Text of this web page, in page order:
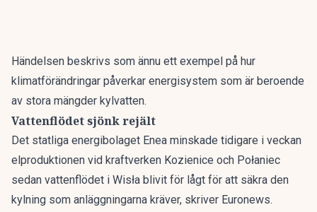
Händelsen beskrivs som ännu ett exempel på hur
klimatförändringar påverkar energisystem som är beroende
av stora mängder kylvatten.
Vattenflödet sjönk rejält
Det statliga energibolaget Enea minskade tidigare i veckan
elproduktionen vid kraftverken Kozienice och Połaniec
sedan vattenflödet i Wisła blivit för lågt för att säkra den
kylning som anläggningarna kräver, skriver Euronews.